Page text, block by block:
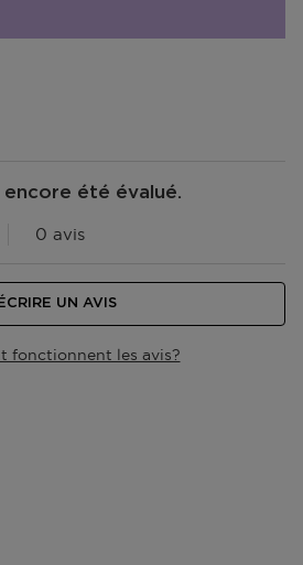
été évalué.
0 avis
fonctionnent les avis?
ÉCRIRE UN AVIS